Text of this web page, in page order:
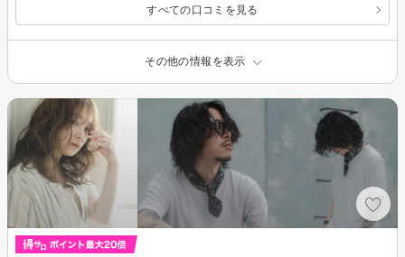
すべての口コミを見る
その他の情報を表示